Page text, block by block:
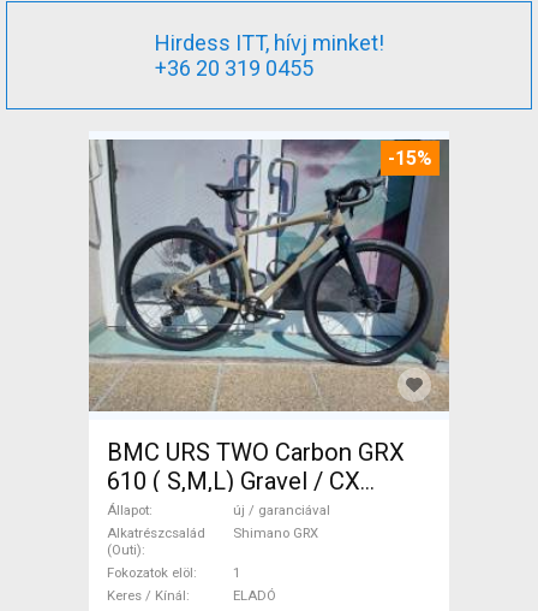
Hirdess ITT, hívj minket!
+36 20 319 0455
-15%
BMC URS TWO Carbon GRX
610 ( S,M,L) Gravel / CX
Shimano GRX tárcsafék új /
garanciával ELADÓ
Állapot
új / garanciával
Alkatrészcsalád
(Outi)
Shimano GRX
Fokozatok elöl
1
Keres / Kínál
ELADÓ